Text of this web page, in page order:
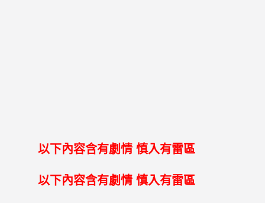
以下內容含有劇情 慎入有雷區
以下內容含有劇情 慎入有雷區